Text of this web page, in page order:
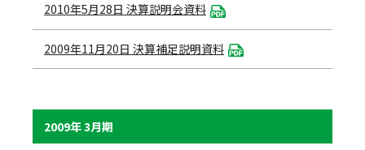
2010年5月28日 決算説明会資料
2009年11月20日 決算補足説明資料
2009年 3月期